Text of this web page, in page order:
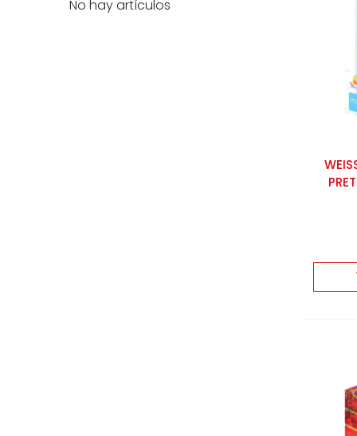
No hay artículos